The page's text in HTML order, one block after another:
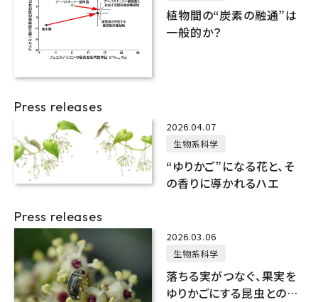
植物間の“炭素の融通”は
一般的か？
Press releases
2026.04.07
生物系科学
“ゆりかご”になる花と、そ
の香りに導かれるハエ
Press releases
2026.03.06
生物系科学
落ちる実がつなぐ、果実を
ゆりかごにする昆虫との助